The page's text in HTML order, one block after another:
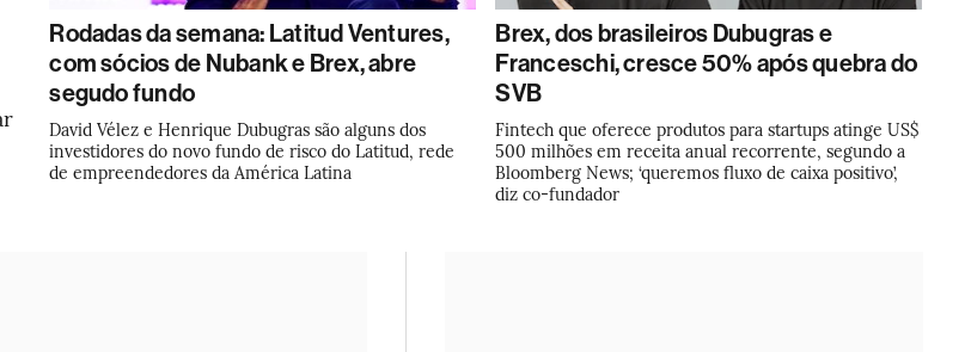
Rodadas da semana: Latitud Ventures,
com sócios de Nubank e Brex, abre
segudo fundo
David Vélez e Henrique Dubugras são alguns dos
investidores do novo fundo de risco do Latitud, rede
de empreendedores da América Latina
Brex, dos brasileiros Dubugras e
Franceschi, cresce 50% após quebra do
SVB
Fintech que oferece produtos para startups atinge US$
500 milhões em receita anual recorrente, segundo a
Bloomberg News; ‘queremos fluxo de caixa positivo’,
diz co-fundador